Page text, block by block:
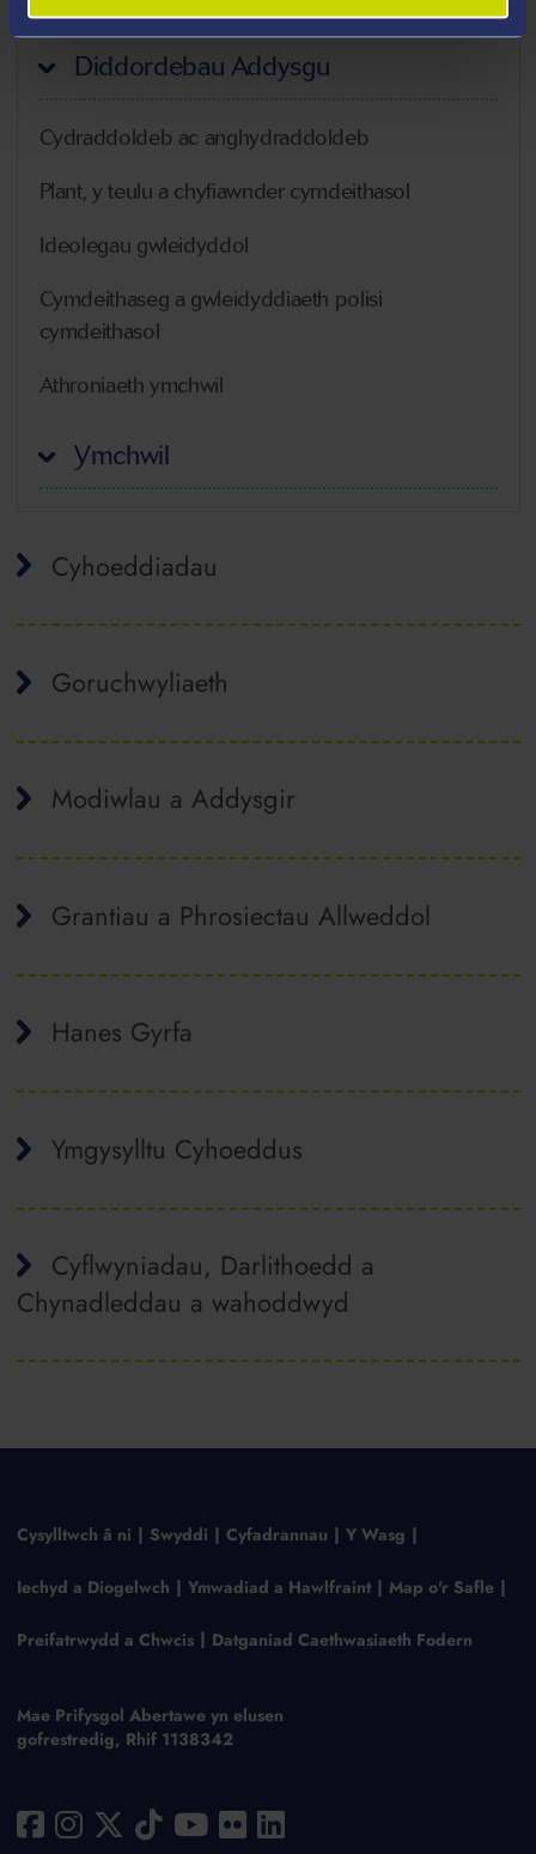
Diddordebau Addysgu
Cydraddoldeb ac anghydraddoldeb
Plant, y teulu a chyfiawnder cymdeithasol
Ideolegau gwleidyddol
Cymdeithaseg a gwleidyddiaeth polisi
cymdeithasol
Athroniaeth ymchwil
Ymchwil
Cyhoeddiadau
Goruchwyliaeth
Modiwlau a Addysgir
Grantiau a Phrosiectau Allweddol
Hanes Gyrfa
Ymgysylltu Cyhoeddus
Cyflwyniadau, Darlithoedd a
Chynadleddau a wahoddwyd
Cysylltwch â ni Swyddi Cyfadrannau Y Wasg
Iechyd a Diogelwch Ymwadiad a Hawlfraint Map o'r Safle
Preifatrwydd a Chwcis Datganiad Caethwasiaeth Fodern
Mae Prifysgol Abertawe yn elusen
gofrestredig, Rhif 1138342